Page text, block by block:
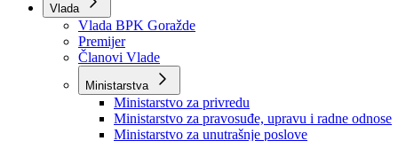
Nadležnosti
Sjednice skupštine
Vlada
Vlada BPK Goražde
Premijer
Članovi Vlade
Ministarstva